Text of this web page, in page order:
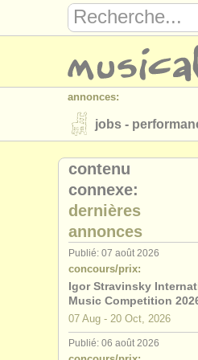
annonces:
jobs -
instruments à
annuaires:
orchestres et
musicalchairs:
a propos de
éditeurs:
ajouter votre
contenu
connexe:
dernières
annonces
Publié: 07 août 2026
concours/prix:
Igor Stravinsky
Music Competition
07 Aug - 20 Oct, 2026
Publié: 06 août 2026